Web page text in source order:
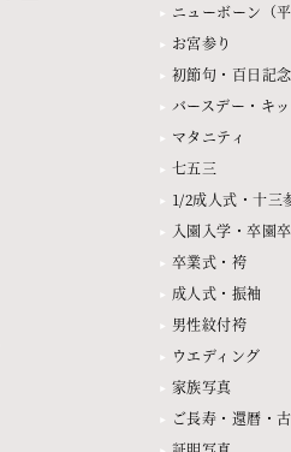
ニューボーン（平
お宮参り
初節句・百日記念
バースデー・キ
マタニティ
七五三
1/2成人式・十三
入園入学・卒園
卒業式・袴
成人式・振袖
男性紋付袴
ウエディング
家族写真
ご長寿・還暦・